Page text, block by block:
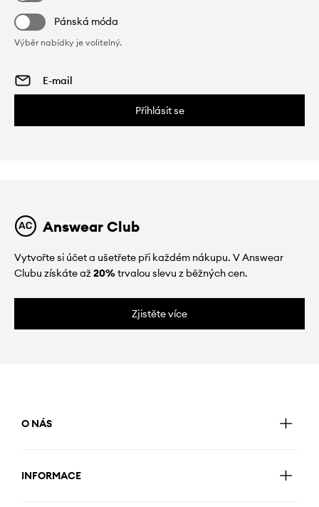
Pánská móda
Výběr nabídky je volitelný.
Přihlásit se
Answear Club
Vytvořte si účet a ušetřete při každém nákupu. V Answear
Clubu získáte až20%trvalou slevu z běžných cen.
Zjistěte více
O NÁS
INFORMACE